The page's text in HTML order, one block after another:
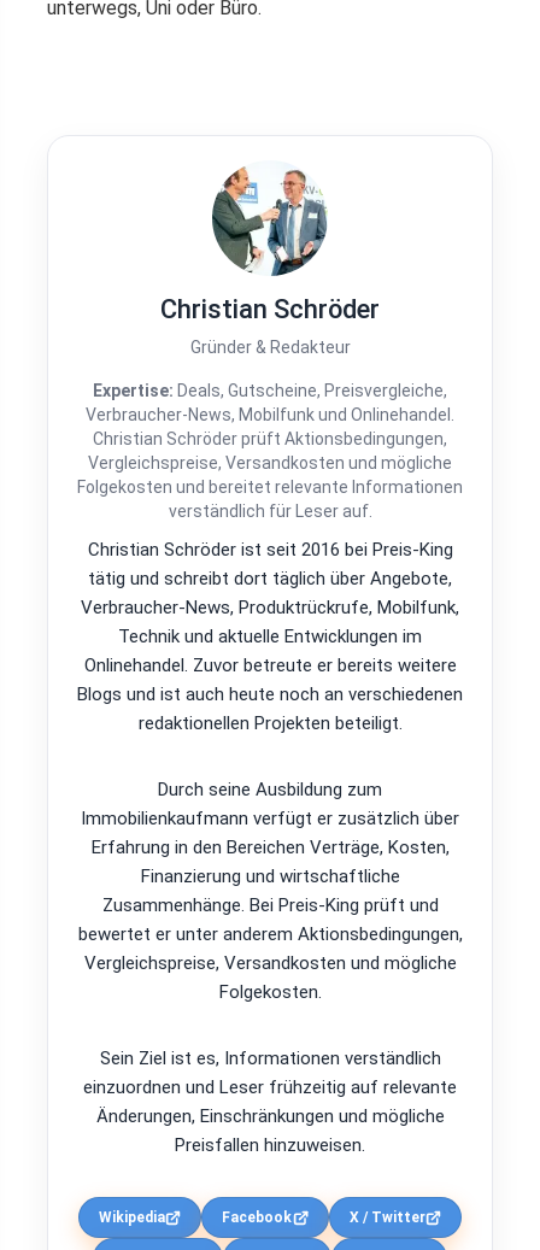
unterwegs, Uni oder Büro.
Christian Schröder
Gründer & Redakteur
Expertise: Deals, Gutscheine, Preisvergleiche,
Verbraucher-News, Mobilfunk und Onlinehandel.
Christian Schröder prüft Aktionsbedingungen,
Vergleichspreise, Versandkosten und mögliche
Folgekosten und bereitet relevante Informationen
verständlich für Leser auf.
Christian Schröder ist seit 2016 bei Preis-King
tätig und schreibt dort täglich über Angebote,
Verbraucher-News, Produktrückrufe, Mobilfunk,
Technik und aktuelle Entwicklungen im
Onlinehandel. Zuvor betreute er bereits weitere
Blogs und ist auch heute noch an verschiedenen
redaktionellen Projekten beteiligt.
Durch seine Ausbildung zum
Immobilienkaufmann verfügt er zusätzlich über
Erfahrung in den Bereichen Verträge, Kosten,
Finanzierung und wirtschaftliche
Zusammenhänge. Bei Preis-King prüft und
bewertet er unter anderem Aktionsbedingungen,
Vergleichspreise, Versandkosten und mögliche
Folgekosten.
Sein Ziel ist es, Informationen verständlich
einzuordnen und Leser frühzeitig auf relevante
Änderungen, Einschränkungen und mögliche
Preisfallen hinzuweisen.
Wikipedia Facebook X / Twitter